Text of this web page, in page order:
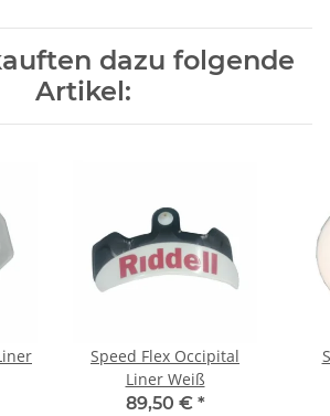
dazu folgende
Artikel:
Speed Flex Occipital
Liner Weiß
89,50 € *